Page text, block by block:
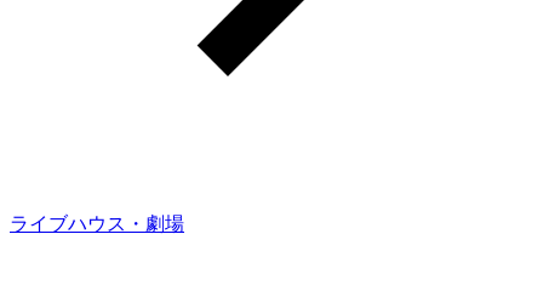
ライブハウス・劇場